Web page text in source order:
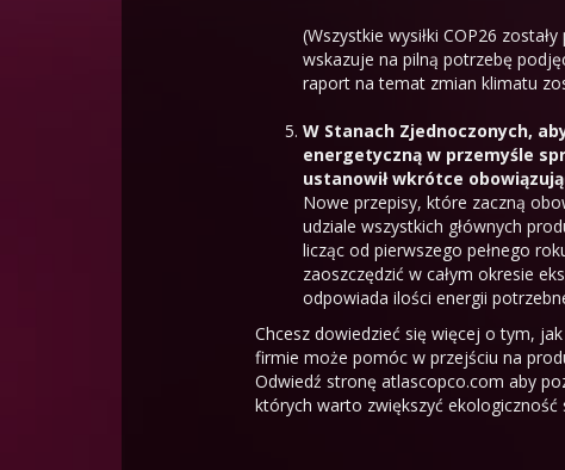
(Wszystkie wysiłki COP26
wskazuje na pilną potrzebę
raportna temat zmian klimatu
W Stanach Zjednoczonych,
energetyczną w przemyśle
ustanowił wkrótce
Nowe przepisy, które zaczną
udziale wszystkich głównych
licząc od pierwszego pełnego
zaoszczędzić w całym okresie
odpowiada ilości energii
Chcesz dowiedzieć się więcej o tym,
firmie może pomóc w przejściu na
Odwiedź stronę atlascopco.com aby
których warto zwiększyć ekologiczność